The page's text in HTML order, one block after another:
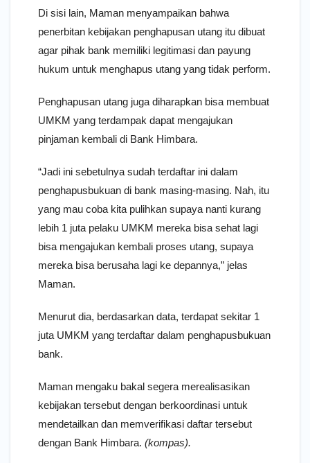
Di sisi lain, Maman menyampaikan bahwa
penerbitan kebijakan penghapusan utang itu dibuat
agar pihak bank memiliki legitimasi dan payung
hukum untuk menghapus utang yang tidak perform.
Penghapusan utang juga diharapkan bisa membuat
UMKM yang terdampak dapat mengajukan
pinjaman kembali di Bank Himbara.
“Jadi ini sebetulnya sudah terdaftar ini dalam
penghapusbukuan di bank masing-masing. Nah, itu
yang mau coba kita pulihkan supaya nanti kurang
lebih 1 juta pelaku UMKM mereka bisa sehat lagi
bisa mengajukan kembali proses utang, supaya
mereka bisa berusaha lagi ke depannya,” jelas
Maman.
Menurut dia, berdasarkan data, terdapat sekitar 1
juta UMKM yang terdaftar dalam penghapusbukuan
bank.
Maman mengaku bakal segera merealisasikan
kebijakan tersebut dengan berkoordinasi untuk
mendetailkan dan memverifikasi daftar tersebut
dengan Bank Himbara. (kompas).